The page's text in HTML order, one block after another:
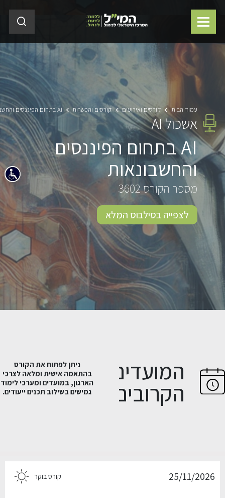
עמוד הבית קורסים ואירועים קורסים והכשרות AI בתחום הפיננסים והחשבונאות
אשכול AI
AI בתחום הפיננסים
והחשבונאות
מספר הקורס 3602
לצפייה בסילבוס המלא
המועדים
הקרובים
ניתן לפתוח את הקורס
בהתאמה אישית ומלאה לצרכי
הארגון, במועדים ומערכי לימוד
גמישים בשילוב תכנים ייעודים.
25/11/2026 קורס בוקר